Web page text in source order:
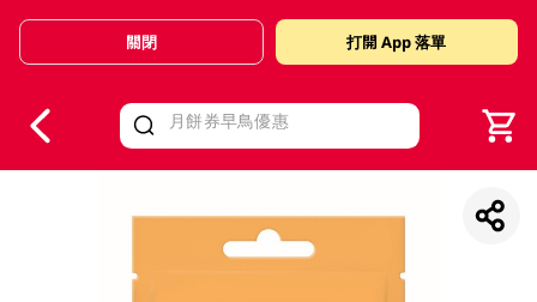
Valid Until 30 June 2026
關閉 打開 App 落單